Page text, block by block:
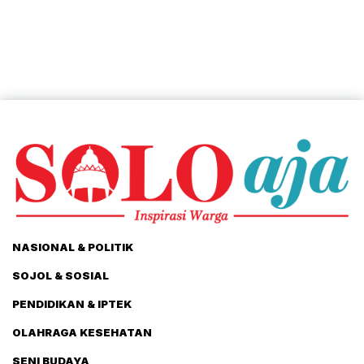
NASIONAL & POLITIK
SOJOL & SOSIAL
PENDIDIKAN & IPTEK
OLAHRAGA KESEHATAN
SENI BUDAYA